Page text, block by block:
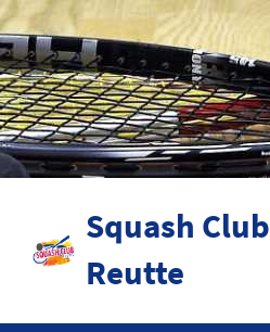
Squash Club
Reutte